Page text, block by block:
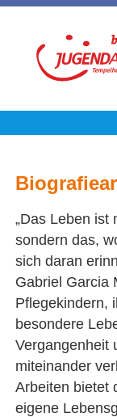
„Das Leben ist
sondern das,
sich daran
Gabriel Garcia
Pflegekindern,
besondere
Vergangenheit
miteinander
Arbeiten bietet
eigene